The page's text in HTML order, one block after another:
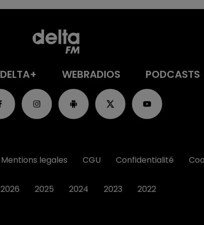
DELTA+ WEBRADIOS PODCASTS
Mentions legales CGU Confidentialité
2026 2025 2024 2023 2022